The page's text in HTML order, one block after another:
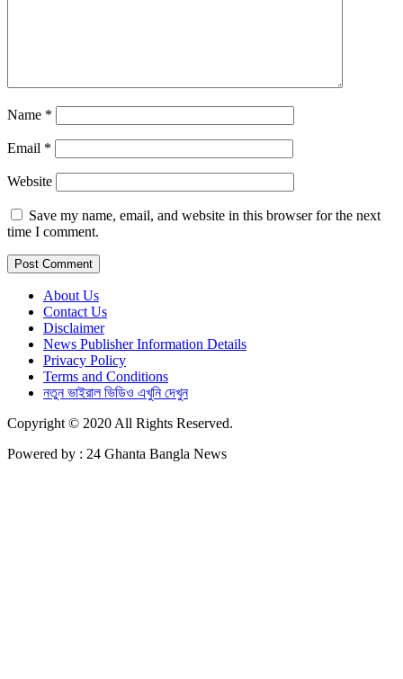
Name *
Email *
Website
Save my name, email, and website in this browser for the next
time I comment.
About Us
Contact Us
Disclaimer
News Publisher Information Details
Privacy Policy
Terms and Conditions
নতুন ভাইরাল ভিডিও এখুনি দেখুন
Copyright © 2020 All Rights Reserved.
Powered by : 24 Ghanta Bangla News